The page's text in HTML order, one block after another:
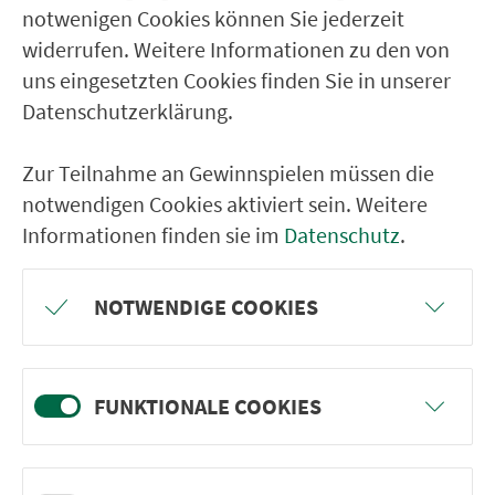
Abbildung ergeben bei­spiels­wei­se die beiden hellgrau
notwenigen Cookies können Sie jederzeit
widerrufen. Weitere Informationen zu den von
uns eingesetzten Cookies finden Sie in unserer
Datenschutzerklärung.
Zur Teilnahme an Gewinnspielen müssen die
notwendigen Cookies aktiviert sein. Weitere
Informationen finden sie im Datenschutz.
NOTWENDIGE COOKIES
FUNKTIONALE COOKIES